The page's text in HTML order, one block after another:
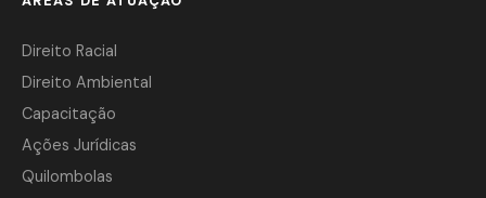
Direito Racial
Direito Ambiental
Capacitação
Ações Jurídicas
Quilombolas